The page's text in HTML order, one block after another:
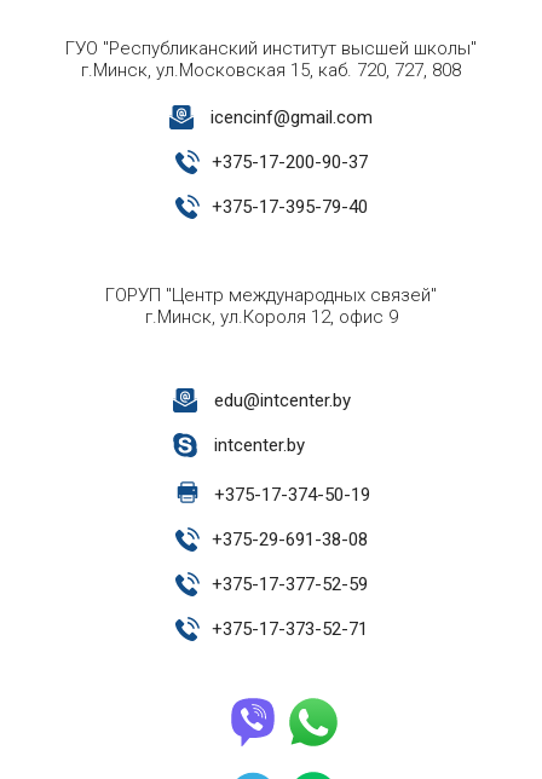
ГУО "Республиканский институт высшей школы"
г.Минск, ул.Московская 15, каб. 720, 727, 808
icencinf@gmail.com
+375-17-200-90-37
+375-17-395-79-40
ГОРУП "Центр международных связей"
г.Минск, ул.Короля 12, офис 9
edu@intcenter.by
intcenter.by
+375-17-374-50-19
+375-29-691-38-08
+375-17-377-52-59
+375-17-373-52-71